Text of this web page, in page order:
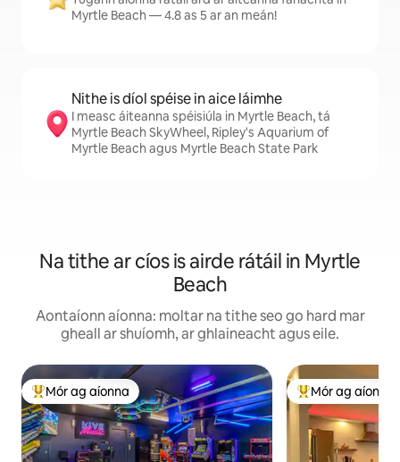
Myrtle Beach — 4.8 as 5 ar an meán!
Nithe is díol spéise in aice láimhe
I measc áiteanna spéisiúla in Myrtle Beach, tá
Myrtle Beach SkyWheel, Ripley's Aquarium of
Myrtle Beach agus Myrtle Beach State Park
Na tithe ar cíos is airde rátáil in Myrtle
Beach
Aontaíonn aíonna: moltar na tithe seo go hard mar
gheall ar shuíomh, ar ghlaineacht agus eile.
An-mhór ag aíonna
Mór ag aíonna An-mhór ag
Mór ag aíonna